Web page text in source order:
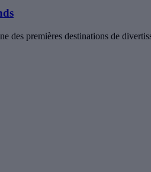
des premières destinations de